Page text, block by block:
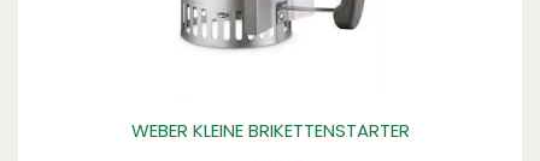
WEBER KLEINE BRIKETTENSTARTER